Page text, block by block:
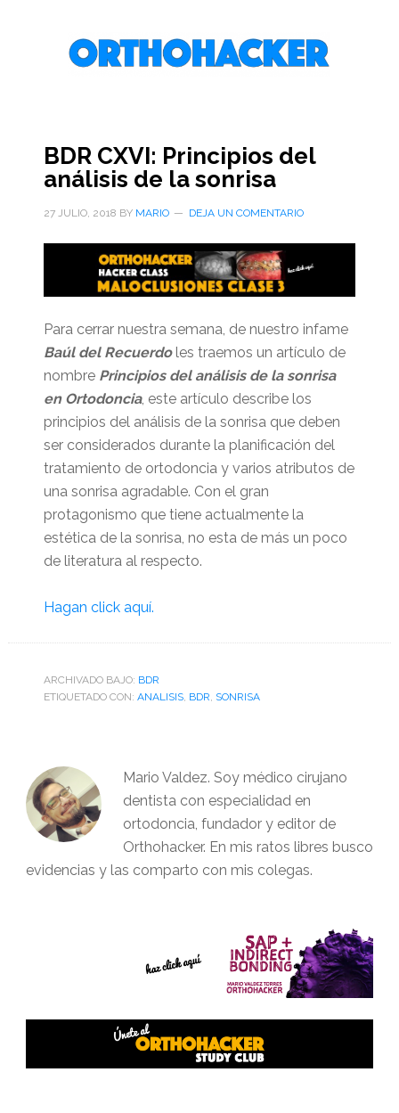
BDR CXVI: Principios del
análisis de la sonrisa
27 JULIO, 2018 BY MARIO DEJA UN COMENTARIO
Para cerrar nuestra semana, de nuestro infame
Baúl del Recuerdoles traemos un artículo de
nombre Principios del análisis de la sonrisa
en Ortodoncia, este artículo describe los
principios del análisis de la sonrisa que deben
ser considerados durante la planificación del
tratamiento de ortodoncia y varios atributos de
una sonrisa agradable. Con el gran
protagonismo que tiene actualmente la
estética de la sonrisa, no esta de más un poco
de literatura al respecto.
Hagan click aquí.
ARCHIVADO BAJO: BDR
ETIQUETADO CON: ANALISIS, BDR SONRISA
Mario Valdez. Soy médico cirujano
dentista con especialidad en
ortodoncia, fundador y editor de
Orthohacker. En mis ratos libres busco
evidencias y las comparto con mis colegas.